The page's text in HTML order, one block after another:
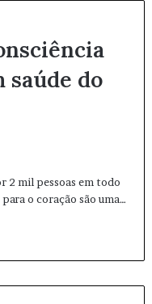
saúde do
2 mil pessoas em todo
o coração são uma…